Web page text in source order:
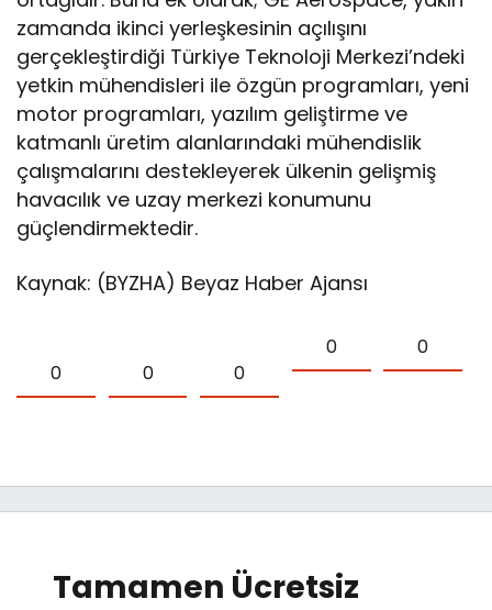
zamanda ikinci yerleşkesinin açılışını
gerçekleştirdiği Türkiye Teknoloji Merkezi’ndeki
yetkin mühendisleri ile özgün programları, yeni
motor programları, yazılım geliştirme ve
katmanlı üretim alanlarındaki mühendislik
çalışmalarını destekleyerek ülkenin gelişmiş
havacılık ve uzay merkezi konumunu
güçlendirmektedir.
Kaynak: (BYZHA) Beyaz Haber Ajansı
0 0 0
0 0
Tamamen Ücretsiz